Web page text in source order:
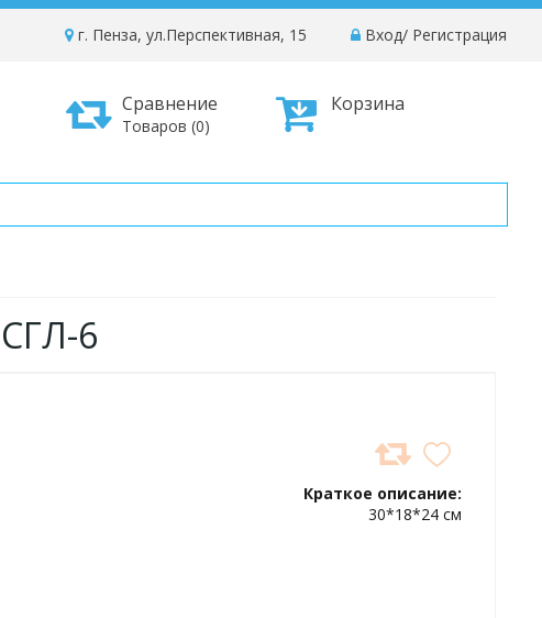
Вход/ Регистрация
г. Пенза, ул.Перспективная, 15
Корзина
Сравнение
Товаров (0)
6
Краткое описание:
30*18*24 см